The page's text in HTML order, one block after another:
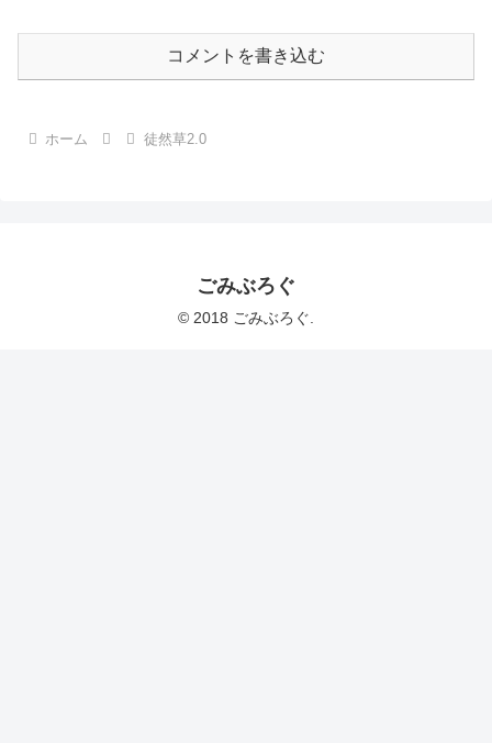
コメントを書き込む
ホーム 徒然草2.0
ごみぶろぐ
© 2018 ごみぶろぐ.